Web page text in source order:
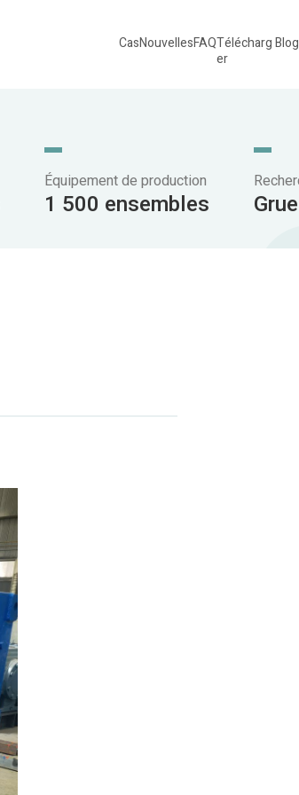
CasNouvellesFAQTélécharg
er
Équipement de production
1 500 ensembles